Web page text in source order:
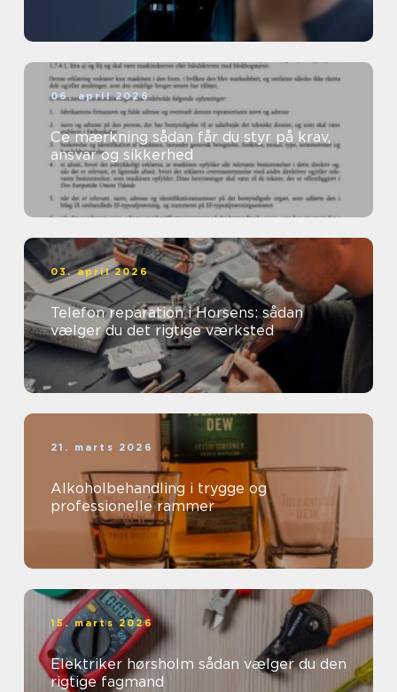
06. april 2026
Ce mærkning sådan får du styr på krav,
ansvar og sikkerhed
03. april 2026
Telefon reparation i Horsens: sådan
vælger du det rigtige værksted
21. marts 2026
Alkoholbehandling i trygge og
professionelle rammer
15. marts 2026
Elektriker hørsholm sådan vælger du den
rigtige fagmand